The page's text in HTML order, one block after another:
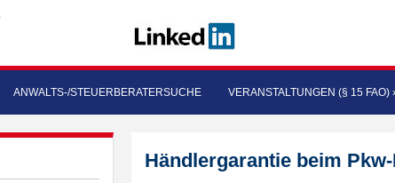
ANWALTS-/STEUERBERATERSUCHE VERANSTALTUNGEN (§ 15 FAO)
Händlergarantie beim